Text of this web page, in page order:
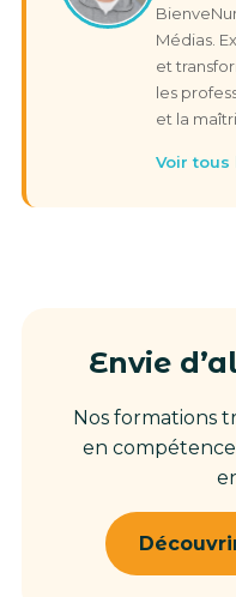
Médias.
et
les
et la
Voir
Envie
Nos formations
en